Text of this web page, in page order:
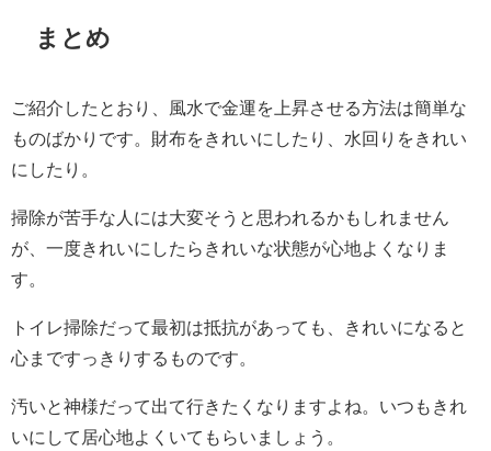
まとめ
ご紹介したとおり、風水で金運を上昇させる方法は簡単な
ものばかりです。財布をきれいにしたり、水回りをきれい
にしたり。
掃除が苦手な人には大変そうと思われるかもしれません
が、一度きれいにしたらきれいな状態が心地よくなりま
す。
トイレ掃除だって最初は抵抗があっても、きれいになると
心まですっきりするものです。
汚いと神様だって出て行きたくなりますよね。いつもきれ
いにして居心地よくいてもらいましょう。